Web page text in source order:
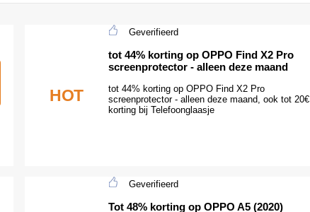
HOT
Geverifieerd
tot 44% korting op OPPO Find X2 Pro
screenprotector - alleen deze maand
tot 44% korting op OPPO Find X2 Pro
screenprotector - alleen deze maand, ook tot 20€
korting bij Telefoonglaasje
Geverifieerd
Tot 48% korting op OPPO A5 (2020)